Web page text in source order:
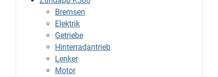
Bremsen
Elektrik
Getriebe
Hinterradantrieb
Lenker
Motor